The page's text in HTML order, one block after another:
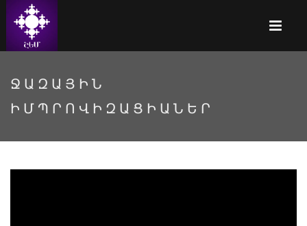
ՋԱԶԱՅԻՆ
ԻՄՊՐՈՎԻԶԱՑԻԱՆԵՐ